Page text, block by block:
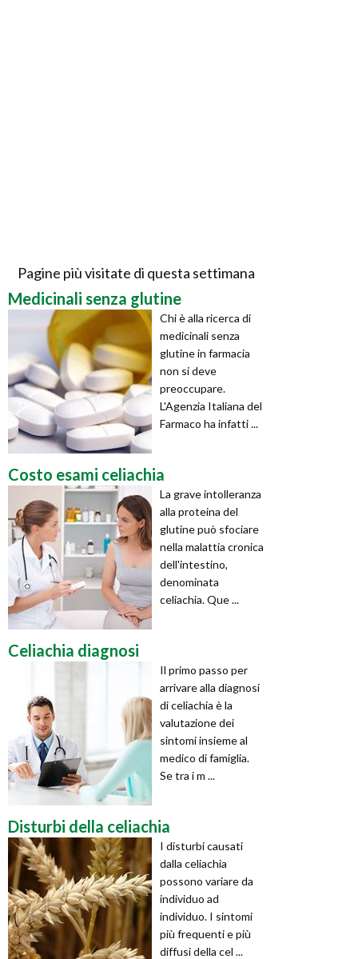
Pagine più visitate di questa settimana
Medicinali senza glutine
Chi è alla ricerca di
medicinali senza
glutine in farmacia
non si deve
preoccupare.
L'Agenzia Italiana del
Farmaco ha infatti ...
Costo esami celiachia
La grave intolleranza
alla proteina del
glutine può sfociare
nella malattia cronica
dell'intestino,
denominata
celiachia. Que ...
Celiachia diagnosi
Il primo passo per
arrivare alla diagnosi
di celiachia è la
valutazione dei
sintomi insieme al
medico di famiglia.
Se tra i m ...
Disturbi della celiachia
I disturbi causati
dalla celiachia
possono variare da
individuo ad
individuo. I sintomi
più frequenti e più
diffusi della cel ...